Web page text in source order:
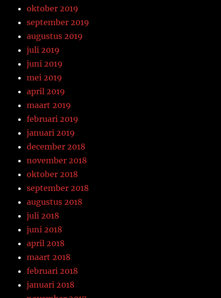
oktober 2019
september 2019
augustus 2019
juli 2019
juni 2019
mei 2019
april 2019
maart 2019
februari 2019
januari 2019
december 2018
november 2018
oktober 2018
september 2018
augustus 2018
juli 2018
juni 2018
april 2018
maart 2018
februari 2018
januari 2018